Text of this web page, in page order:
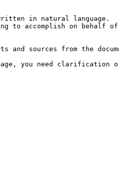
in natural language.
to accomplish on behalf
and sources from the
you need